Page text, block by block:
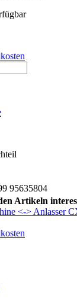
95635804
Artikeln